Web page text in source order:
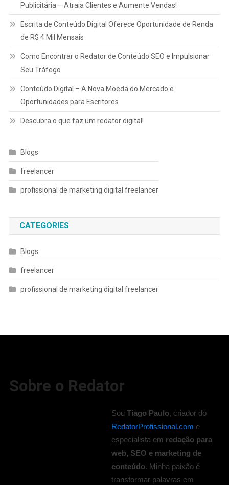
Publicitária – Atraia Clientes e Aumente Vendas!
Escrita de Conteúdo Digital Oferece Oportunidade de Renda
de R$ 4 Mil Mensais
Como Encontrar o Redator de Conteúdo SEO e Impulsionar
Seu Tráfego
Conteúdo Digital – A Nova Moeda do Mercado e
Oportunidades para Escritores
Descubra o que faz um redator digital!
Blogs
freelancer
profissional de marketing digital freelancer
CATEGORIES
Blogs
freelancer
profissional de marketing digital freelancer
Sobre o Redator
SouTiago Paulo, criador do
RedatorProfissional.com e
especialista em redação para
web, SEO e marketing de
conteúdo. Minha paixão é
transformar palavras em